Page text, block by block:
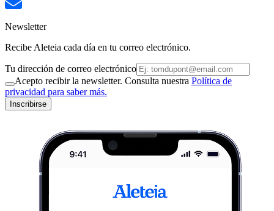
Newsletter
Recibe Aleteia cada día en tu correo electrónico.
Tu dirección de correo electrónico
Acepto recibir la newsletter. Consulta nuestra Política de
privacidad para saber más.
Inscribirse